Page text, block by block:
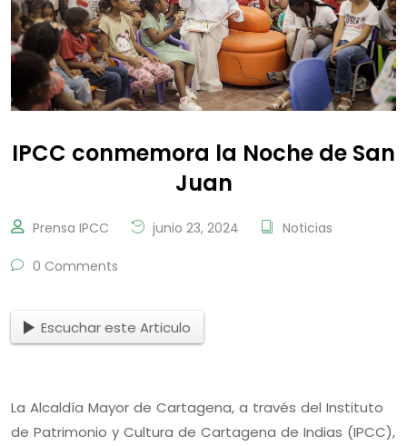
IPCC conmemora la Noche de San
Juan
Prensa IPCC junio 23, 2024 Noticias
0 Comments
Escuchar este Articulo
La Alcaldía Mayor de Cartagena, a través del Instituto
de Patrimonio y Cultura de Cartagena de Indias (IPCC),